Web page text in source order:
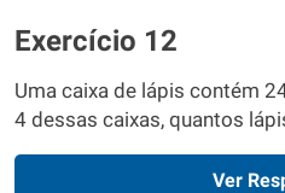
Exercício 12
Uma caixa de lápis contém
4 dessas caixas, quantos
Ver